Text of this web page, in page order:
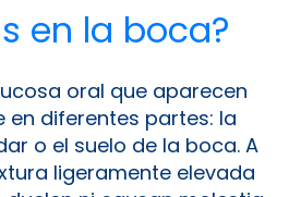
en la boca?
oral que aparecen
en diferentes partes: la
o el suelo de la boca. A
ligeramente elevada